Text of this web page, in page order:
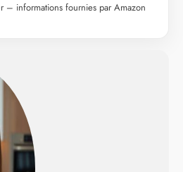
– informations fournies par Amazon